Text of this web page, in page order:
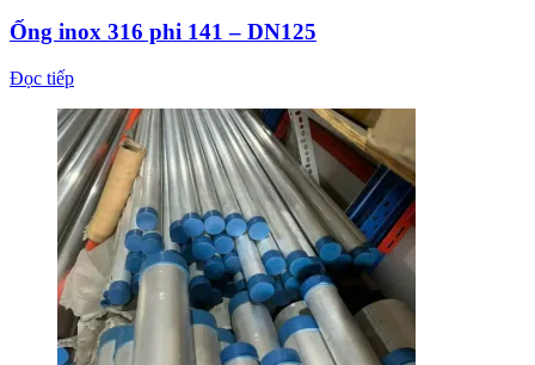
Ống inox 316 phi 141 – DN125
Đọc tiếp